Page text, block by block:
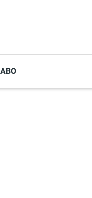
ABO